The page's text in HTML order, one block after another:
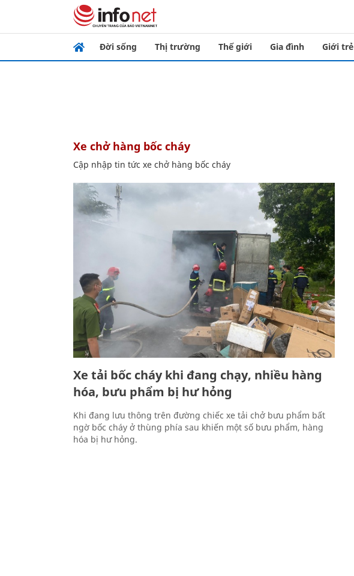
Đời sống Thị trường Thế giới Gia đình Giới trẻ
xe chở hàng bốc cháy
Cập nhập tin tức xe chở hàng bốc cháy
Xe tải bốc cháy khi đang chạy, nhiều hàng
hóa, bưu phẩm bị hư hỏng
Khi đang lưu thông trên đường chiếc xe tải chở bưu phẩm bất
ngờ bốc cháy ở thùng phía sau khiến một số bưu phẩm, hàng
hóa bị hư hỏng.